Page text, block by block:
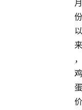
月
份
以
来
，
鸡
蛋
价